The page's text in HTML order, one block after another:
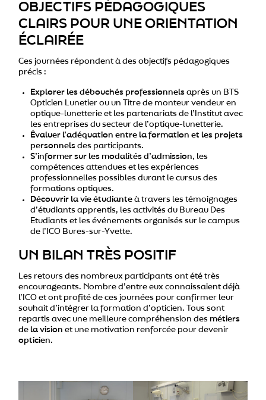
OBJECTIFS PÉDAGOGIQUES
CLAIRS POUR UNE ORIENTATION
ÉCLAIRÉE
Ces journées répondent à des objectifs pédagogiques
précis :
Explorer les débouchés professionnels après un BTS
Opticien Lunetier ou un Titre de monteur vendeur en
optique-lunetterie et les partenariats de l’Institut avec
les entreprises du secteur de l’optique-lunetterie.
Évaluer l’adéquation entre la formation et les projets
personnels des participants.
S’informer sur les modalités d’admission, les
compétences attendues et les expériences
professionnelles possibles durant le cursus des
formations optiques.
Découvrir la vie étudiante à travers les témoignages
d’étudiants apprentis, les activités du Bureau Des
Etudiants et les événements organisés sur le campus
de l’ICO Bures-sur-Yvette.
UN BILAN TRÈS POSITIF
Les retours des nombreux participants ont été très
encourageants. Nombre d’entre eux connaissaient déjà
l’ICO et ont profité de ces journées pour confirmer leur
souhait d’intégrer la formation d’opticien. Tous sont
repartis avec une meilleure compréhension desmétiers
de la vision et une motivation renforcée pour devenir
opticien.